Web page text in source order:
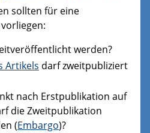
sollten für eine
werden?
Artikels darf zweitpubliziert
nach Erstpublikation auf
die Zweitpublikation
(Embargo)?